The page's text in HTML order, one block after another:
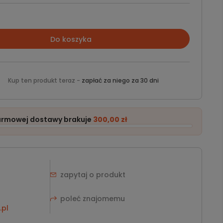
Do koszyka
Kup ten produkt teraz - zapłać za niego za 30 dni
dostawy brakuje 300,00 zł
zapytaj o produkt
poleć znajomemu